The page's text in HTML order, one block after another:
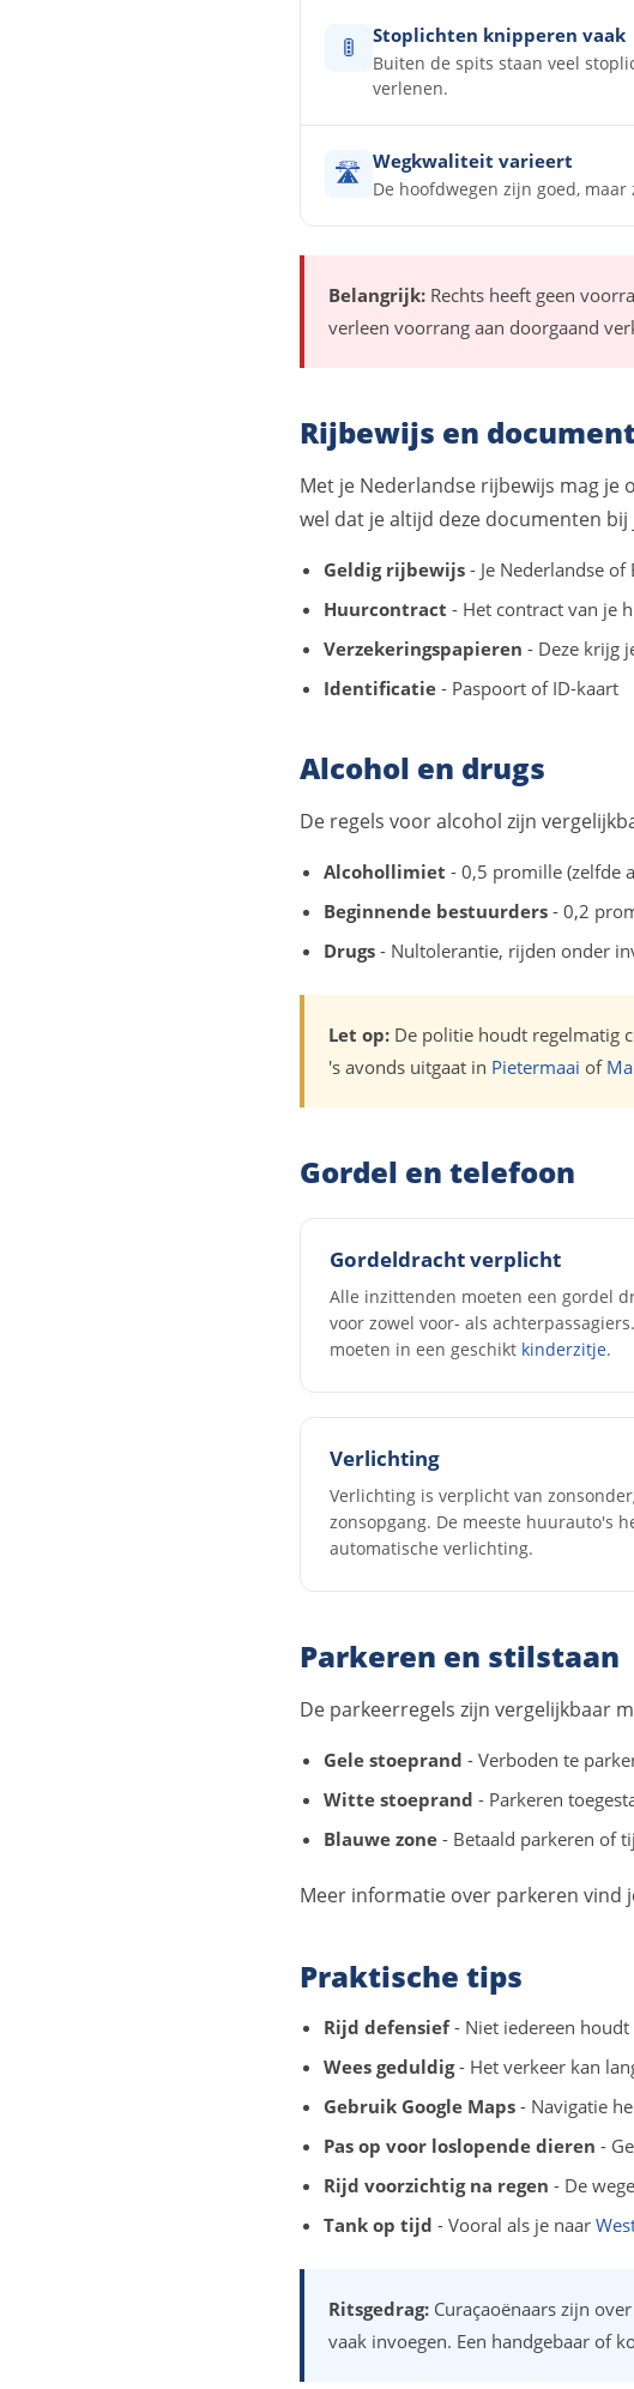
🚦 Stoplichten knipperen vaak
Buiten de spits staan veel
verlenen.
🛣️ Wegkwaliteit varieert
De hoofdwegen zijn goed,
Belangrijk:Rechts heeft geen
verleen voorrang aan doorgaand
Rijbewijs en
Met je Nederlandse rijbewijs mag je
wel dat je altijd deze documenten bij
Geldig rijbewijs- Je Nederlandse
Huurcontract - Het contract van je
Verzekeringspapieren - Deze krijg
Identificatie- Paspoort of ID-kaart
Alcohol en drugs
De regels voor alcohol zijn
Alcohollimiet - 0,5 promille (zelfde
Beginnende bestuurders- 0,2
Drugs- Nultolerantie, rijden onder
Let op:De politie houdt regelmatig
's avonds uitgaat in Pietermaai of
Gordel en telefoon
Gordeldracht verplicht
Alle inzittenden moeten een gordel
voor zowel voor- als
moeten in een geschikt kinderzitje.
Verlichting
Verlichting is verplicht van
zonsopgang. De meeste huurauto's
automatische verlichting.
Parkeren en stilstaan
De parkeerregels zijn vergelijkbaar
Gele stoeprand - Verboden te
Witte stoeprand - Parkeren
Blauwe zone- Betaald parkeren of
Meer informatie over parkeren vind
Praktische tips
Rijd defensief- Niet iedereen houdt
Wees geduldig- Het verkeer kan
Gebruik Google Maps- Navigatie
Pas op voor loslopende dieren -
Rijd voorzichtig na regen - De
Tank op tijd - Vooral als je naar
Ritsgedrag:Curaçaoënaars zijn
vaak invoegen. Een handgebaar of